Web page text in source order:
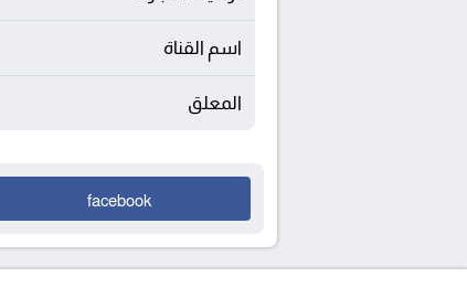
اسم القناة
المعلق
facebook